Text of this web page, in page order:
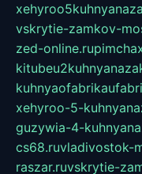
vskrytie-zamkov-
zed-online.ru
xehyroo-5-
guzywia-4-
cs68.ruvladivostok-
raszar.ruvskrytie-